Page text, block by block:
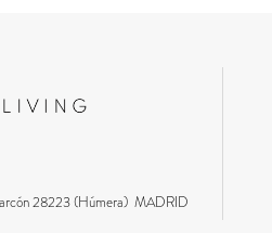
28223 (Húmera) MADRID